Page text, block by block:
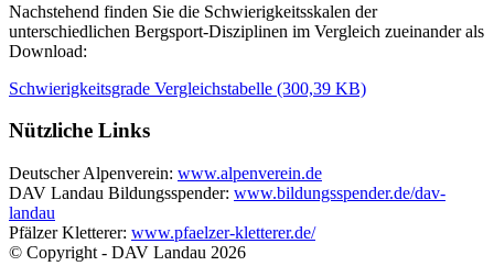
Nachstehend finden Sie die Schwierigkeitsskalen der
unterschiedlichen Bergsport-Disziplinen im Vergleich zueinander als
Download:
Schwierigkeitsgrade Vergleichstabelle (300,39 KB)
Nützliche Links
Deutscher Alpenverein: www.alpenverein.de
DAV Landau Bildungsspender: www.bildungsspender.de/dav-
landau
Pfälzer Kletterer: www.pfaelzer-kletterer.de/
© Copyright - DAV Landau 2026